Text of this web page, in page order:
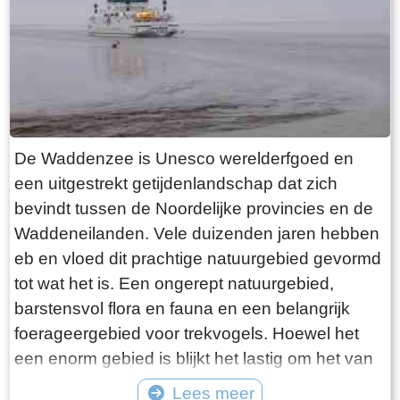
want deze is aan de binnenkant ook de moeite
waard. Er hangt een aantal historische houten
rouwborden aan de muur. In de huizen brandt
licht en de kachel. Aan de andere kant van de
terp loop je weer naar beneden, nu via voetpad
van gele klinkers. Als je daarna links aanhoudt
kom je gewoon weer uit waar je bent begonnen.
Het is moeilijk voor te stellen dat een dergelijk
terp ooit door mensenhanden is gemaakt.
Terpen hadden een belangrijke functie als
bescherming tegen overstromingen vanuit zee.
Na de aanleg van dijken werden ze, ontdaan
van hun nut, voor het grootste deel weer
afgegraven. De vruchtbare grond naar elders
verscheept. Hoe rigoureus deze vorm van
De Waddenzee is Unesco werelderfgoed en
een uitgestrekt getijdenlandschap dat zich
bevindt tussen de Noordelijke provincies en de
Waddeneilanden. Vele duizenden jaren hebben
eb en vloed dit prachtige natuurgebied gevormd
tot wat het is. Een ongerept natuurgebied,
barstensvol flora en fauna en een belangrijk
foerageergebied voor trekvogels. Hoewel het
een enorm gebied is blijkt het lastig om het van
dichtbij te zien en ervaren. Natuurlijk kun je in
Lees meer